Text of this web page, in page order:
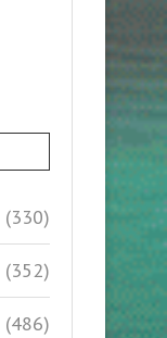
(330)
(352)
(486)